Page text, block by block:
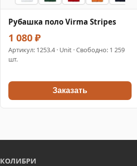
Рубашка поло Virma Stripes
1 080 ₽
Артикул: 1253.4 · Unit · Свободно: 1 259
шт.
Заказать
КОЛИБРИ